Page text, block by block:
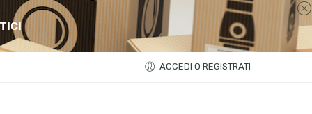
ACCEDI O REGISTRATI